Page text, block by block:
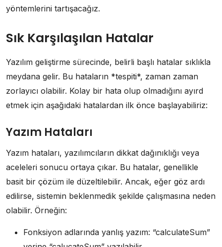
yöntemlerini tartışacağız.
Sık Karşılaşılan Hatalar
Yazılım geliştirme sürecinde, belirli başlı hatalar sıklıkla
meydana gelir. Bu hataların *tespiti*, zaman zaman
zorlayıcı olabilir. Kolay bir hata olup olmadığını ayırd
etmek için aşağıdaki hatalardan ilk önce başlayabiliriz:
Yazım Hataları
Yazım hataları, yazılımcıların dikkat dağınıklığı veya
aceleleri sonucu ortaya çıkar. Bu hatalar, genellikle
basit bir çözüm ile düzeltilebilir. Ancak, eğer göz ardı
edilirse, sistemin beklenmedik şekilde çalışmasına neden
olabilir. Örneğin:
Fonksiyon adlarında yanlış yazım: “calculateSum”